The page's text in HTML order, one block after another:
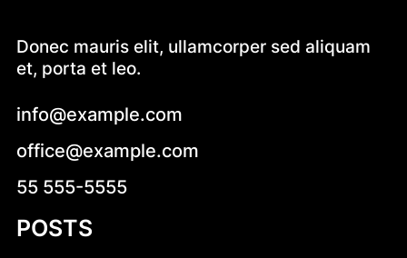
Donec mauris elit, ullamcorper sed aliquam
et, porta et leo.
info@example.com
office@example.com
55 555-5555
POSTS